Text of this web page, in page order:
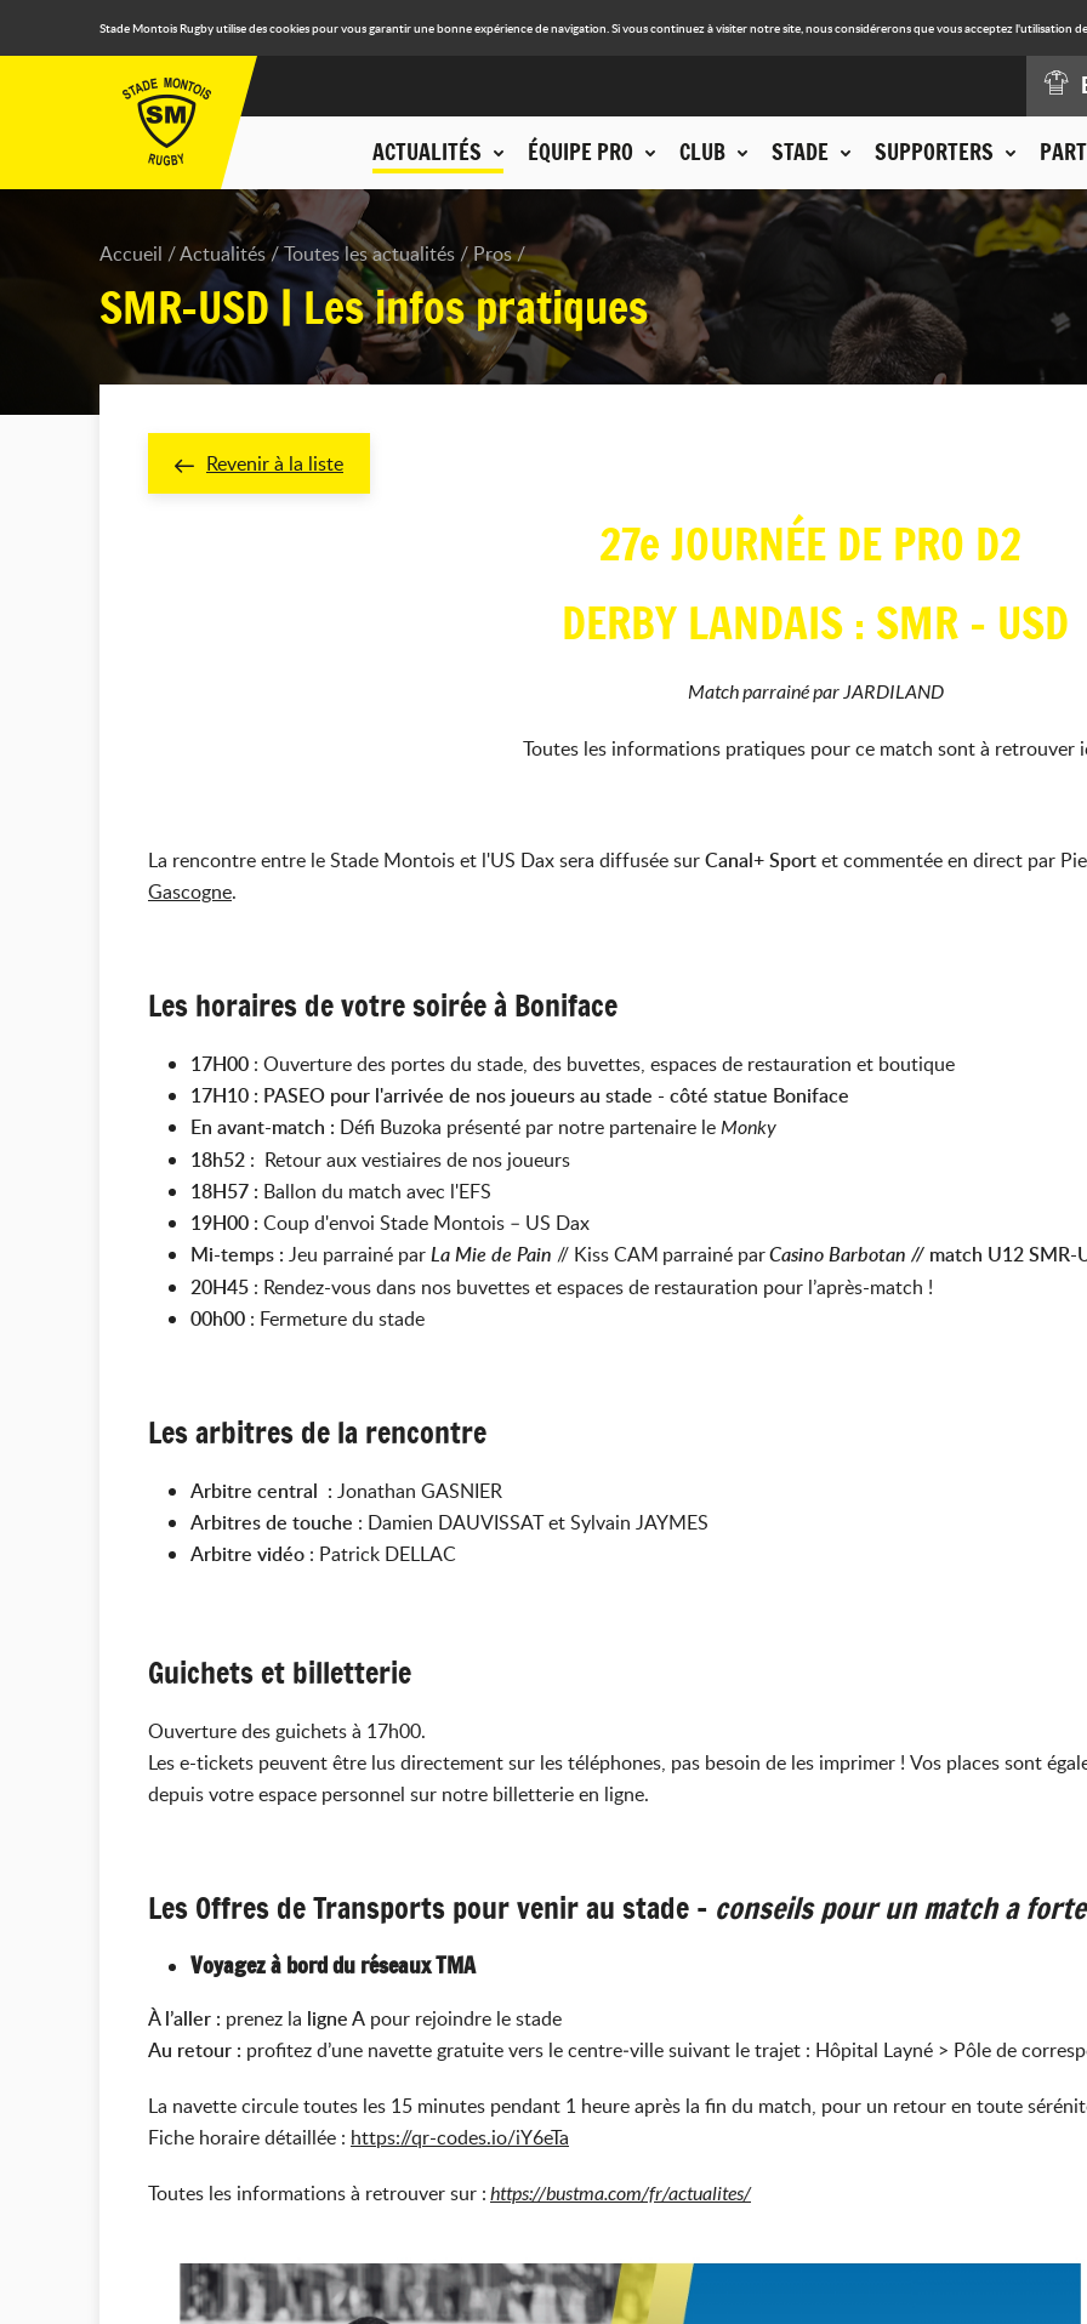
Stade Montois Rugby utilise des cookies pour vous garantir une bonne expérience de navigation. Si vous continuez à visiter notre site, nous considérerons que vous acceptez l'utilisation
ACTUALITÉS ÉQUIPE PRO CLUB STADE SUPPORTERS
Accueil Actualités Toutes les actualités Pros
SMR-USD | Les infos pratiques
Revenir à la liste
27e JOURNÉE DE PRO D2
DERBY LANDAIS : SMR - USD
Match parrainé par JARDILAND
Toutes les informations pratiques pour ce match sont à retrouver
La rencontre entre leStade Montois et l'US Dax sera diffusée surCanal+ Sportet commentée en direct par
Gascogne.
Les horaires de votre soirée à Boniface
17H00 : Ouverture des portes du stade, des buvettes, espaces de restauration et boutique
17H10 : PASEO pour l'arrivée de nos joueurs au stade - côté statue Boniface
En avant-match : Défi Buzoka présenté par notre partenaire le Monky
18h52 : Retour aux vestiaires de nos joueurs
18H57 : Ballon du match avec l'EFS
19H00 : Coup d'envoi Stade Montois – US Dax
Mi-temps : Jeu parrainé parLa Mie de Pain // Kiss CAM parrainé parCasino Barbotan // match U12 SMR-
20H45 : Rendez-vous dans nos buvettes et espaces de restauration pour l’après-match !
00h00 : Fermeture du stade
Les arbitres de la rencontre
Arbitre central : Jonathan GASNIER
Arbitres de touche : Damien DAUVISSAT et Sylvain JAYMES
Arbitre vidéo : Patrick DELLAC
Guichets et billetterie
Ouverture des guichets à 17h00.
Les e-tickets peuvent être lus directement sur les téléphones, pas besoin de les imprimer ! Vos places sont
depuis votre espace personnel sur notre billetterie en ligne.
Les Offres de Transports pour venir au stade - conseils pour un match a
Voyagez à bord du réseaux TMA
À l’aller : prenez la ligne A pour rejoindre le stade
Au retour : profitez d’une navette gratuite vers le centre‑ville suivant le trajet : Hôpital Layné > Pôle de
La navette circule toutes les 15 minutes pendant 1 heure après la fin du match, pour un retour en toute
Fiche horaire détaillée : https://qr-codes.io/iY6eTa
Toutes les informations à retrouver sur : https://bustma.com/fr/actualites/